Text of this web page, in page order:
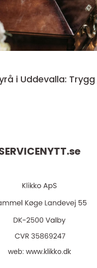
i Uddevalla:
se
web: www.klikko.dk